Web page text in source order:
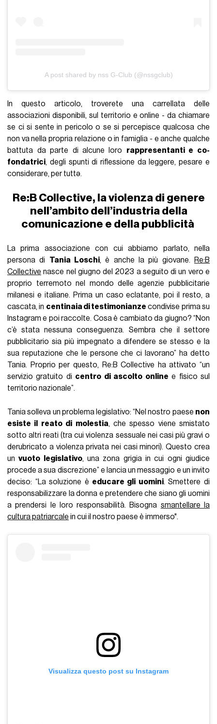
A post shared by nss G-Club (@nssgclub)
In questo articolo, troverete una carrellata delle
associazioni disponibili, sul territorio e online - da chiamare
se ci si sente in pericolo o se si percepisce qualcosa che
non va nella propria relazione o in famiglia - e anche qualche
battuta da parte di alcune loro rappresentanti e co-
fondatrici, degli spunti di riflessione da leggere, pesare e
considerare, per tuttə.
Re:B Collective, la violenza di genere
nell’ambito dell’industria della
comunicazione e della pubblicità
La prima associazione con cui abbiamo parlato, nella
persona di Tania Loschi, è anche la più giovane.
Re:B
Collective nasce nel giugno del 2023 a seguito di un vero e
proprio terremoto nel mondo delle agenzie pubblicitarie
milanesi e italiane. Prima un caso eclatante, poi il resto, a
cascata, in centinaia di testimonianze condivise prima su
Instagram e poi raccolte. Cosa è cambiato da giugno? “Non
c’è stata nessuna conseguenza. Sembra che il settore
pubblicitario sia più impegnato a difendere se stesso e la
sua reputazione che le persone che ci lavorano” ha detto
Tania. Proprio per questo, Re:B Collective ha attivato “un
servizio gratuito di centro di ascolto online e fisico sul
territorio nazionale”.
Tania solleva un problema legislativo: “Nel nostro paese non
esiste il reato di molestia, che spesso viene smistato
sotto altri reati (tra cui violenza sessuale nei casi più gravi o
derubricato a violenza privata nei casi minori). Questo crea
unvuoto legislativo, una zona grigia in cui ogni giudice
procede a sua discrezione” e lancia un messaggio e un invito
deciso: “La soluzione è educare gli uomini. Smettere di
responsabilizzare la donna e pretendere che siano gli uomini
a prendersi le loro responsabilità. Bisogna smantellare la
cultura patriarcale in cui il nostro paese è immerso".
Visualizza questo post su Instagram